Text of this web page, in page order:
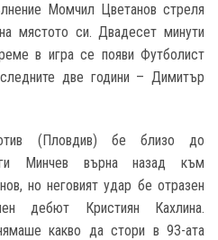
Момчил Цветанов стреля
мястото си. Двадесет минути
в игра се появи Футболист
две години – Димитър
(Пловдив) бе близо до
Минчев върна назад към
но неговият удар бе отразен
дебют Кристиян Кахлина.
какво да стори в 93-ата